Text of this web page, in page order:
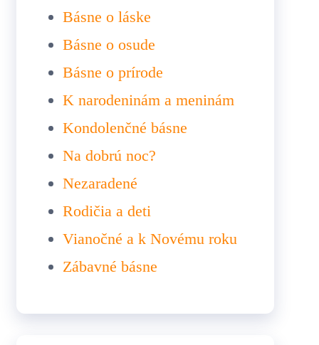
Básne o láske
Básne o osude
Básne o prírode
K narodeninám a meninám
Kondolenčné básne
Na dobrú noc?
Nezaradené
Rodičia a deti
Vianočné a k Novému roku
Zábavné básne